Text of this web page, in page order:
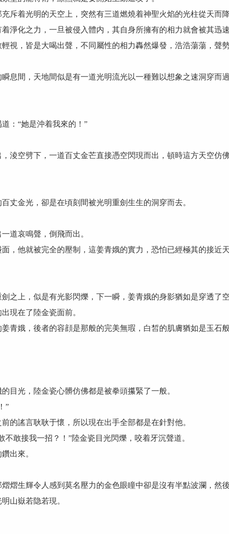
着光明的天空上，突然有三道燃燒着神聖火焰的光柱從天而降
化之力，一旦被侵入體内，其自身所擁有的相力就會被其迅速
，皆是大喝出聲，不同屬性的相力轟然爆發，浩浩蕩蕩，聲勢
間，天地間似是有一道光明流光以一種難以想象之速洞穿而過
：“她是沖着我來的！”
空劈下，一道百丈金芒直接憑空閃現而出，頓時這方天空仿
金光，卻是在頃刻間被光明重劍生生的洞穿而去。
哀鳴聲，倒飛而出。
他就被完全的壓制，這姜青娥的實力，恐怕已經極其的接近
上，似是有光影閃爍，下一瞬，姜青娥的身影猶如是穿透了空
現在了陸金瓷面前。
娥，後者的容顔是那般的完美無瑕，白皙的肌膚猶如是玉石
光，陸金瓷心髒仿佛都是被拳頭攥緊了一般。
”
謠言耿耿于懷，所以現在出手全部都是在針對他。
敢接我一招？！”陸金瓷目光閃爍，咬着牙沉聲道。
出來。
生輝令人感到莫名壓力的金色眼瞳中卻是沒有半點波瀾，然後
山嶽若隐若現。